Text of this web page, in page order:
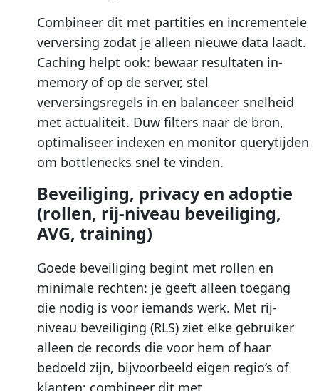
Combineer dit met partities en incrementele
verversing zodat je alleen nieuwe data laadt.
Caching helpt ook: bewaar resultaten in-
memory of op de server, stel
verversingsregels in en balanceer snelheid
met actualiteit. Duw filters naar de bron,
optimaliseer indexen en monitor querytijden
om bottlenecks snel te vinden.
Beveiliging, privacy en adoptie
(rollen, rij-niveau beveiliging,
AVG, training)
Goede beveiliging begint met rollen en
minimale rechten: je geeft alleen toegang
die nodig is voor iemands werk. Met rij-
niveau beveiliging (RLS) ziet elke gebruiker
alleen de records die voor hem of haar
bedoeld zijn, bijvoorbeeld eigen regio’s of
klanten; combineer dit met